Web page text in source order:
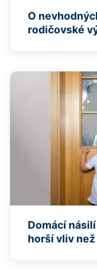
O
rodičovské
Domácí
horší vliv